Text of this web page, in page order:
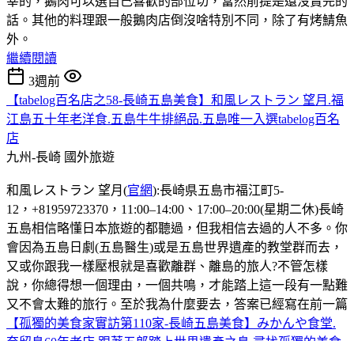
話。其他的料理跟一般鵝肉店倒沒啥特別不同，除了有烤鯖魚
外。
繼續閱讀
3週前
【tabelog百名店之58-長崎五島美食】和風レストラン 望月.福
江島五十年老洋食.五島牛牛排絕品.五島唯一入選tabelog百名
店
九州-長崎 國外旅遊
和風レストラン 望月(官網):長崎県五島市福江町5-
12，+81959723370，11:00–14:00、17:00–20:00(星期二休)長崎
五島相信略懂日本旅遊的都聽過，但我相信去過的人不多。你
會因為五島日劇(五島醫生)或是五島世界遺產的教堂群而去，
又或你跟我一樣壓根就是喜歡離群、離島的旅人?不管怎樣
說，你總得想一個理由，一個共鳴，才能踏上這一段有一點難
又不會太難的旅行。至於我為什麼要去，答案已經寫在前一篇
【孤獨的美食家實訪第110家-長崎五島美食】みかんや食堂.